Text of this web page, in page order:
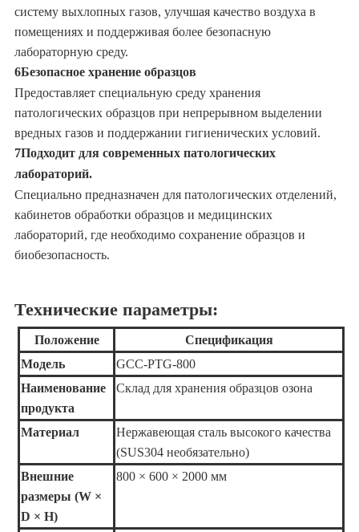
систему выхлопных газов, улучшая качество воздуха в
помещениях и поддерживая более безопасную
лабораторную среду.
6Безопасное хранение образцов
Предоставляет специальную среду хранения
патологических образцов при непрерывном выделении
вредных газов и поддержании гигиенических условий.
7Подходит для современных патологических
лабораторий.
Специально предназначен для патологических отделений,
кабинетов обработки образцов и медицинских
лабораторий, где необходимо сохранение образцов и
биобезопасность.
Технические параметры:
Положение
Спецификация
Модель
GCC-PTG-800
Наименование
продукта
Склад для хранения образцов озона
Материал
Нержавеющая сталь высокого качества
(SUS304 необязательно)
Внешние
размеры (W ×
D × H)
800 × 600 × 2000 мм